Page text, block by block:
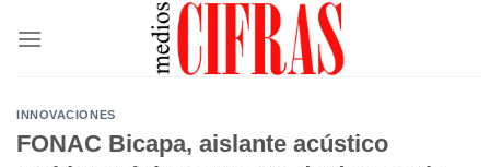
INNOVACIONES
FONAC Bicapa, aislante acústico